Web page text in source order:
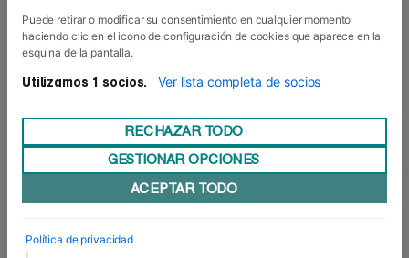
Foro Europeo impartirá el primer
Curso Superior de Dirección Deportiva
Foro Europeo amplía su propuesta formativa con
Puede retirar o modificar su consentimiento en cualquier momento
haciendo clic en el icono de configuración de cookies que aparece en la
esquina de la pantalla.
Utilizamos 1 socios. Ver lista completa de socios
RECHAZAR TODO
GESTIONAR OPCIONES
ACEPTAR TODO
Política de privacidad